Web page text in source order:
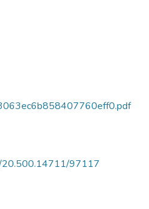
20.500.14711/97117